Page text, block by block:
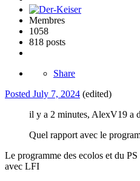
Membres
1058
818 posts
Share
Posted July 7, 2024 (edited)
il y a 2 minutes, AlexV19 a
Quel rapport avec le
Le programme des ecolos et du
avec LFI